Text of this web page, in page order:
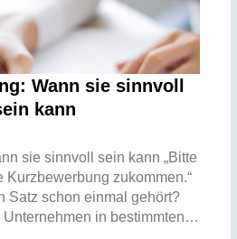
Wann sie sinnvoll
kann
sie sinnvoll sein kann „Bitte
Kurzbewerbung zukommen.“
Satz schon einmal gehört?
Unternehmen in bestimmten…